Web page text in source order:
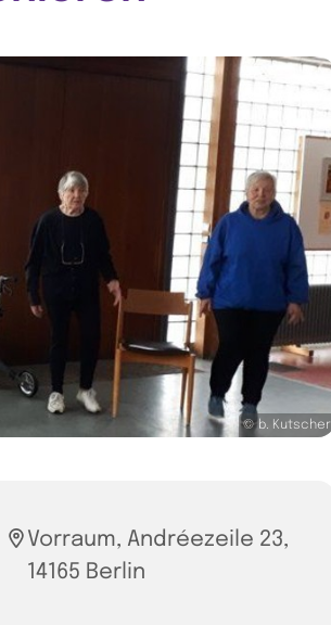
© b. Kutscher
Vorraum, Andréezeile 23,
14165 Berlin